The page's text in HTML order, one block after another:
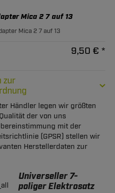
Mica 2 7 auf 13
Mica 2 7 auf 13
9,50 € *
zur
Händler legen wir größten
der von uns
mit der
(GPSR) stellen wir
Herstellerdaten zur
Universeller 7-
poliger Elektrosatz